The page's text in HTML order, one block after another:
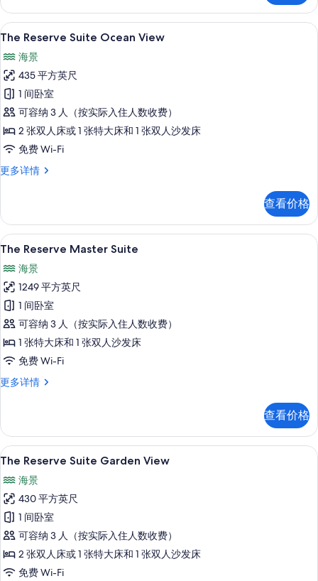
套
房
更
信
息
显
The
Reserve
Suite
Ocean
View
的
所
片
The Reserve Suite Ocean View | 高
8
The Reserve Suite Ocean View
海景
435 平方英尺
1 间卧室
可容纳 3 人（按实际入住人数收费）
2 张双人床或 1 张特大床和 1 张双人沙发床
免费 Wi-Fi
更多详情
The
View
更
多
息
查看价格
显
The
Reserve
Master
Suite
的
所
有
8
The Reserve Master Suite
海景
1249 平方英尺
1 间卧室
可容纳 3 人（按实际入住人数收费）
1 张特大床和 1 张双人沙发床
免费 Wi-Fi
更多详情
The
更
多
信
查看价格
显
The
Reserve
Suite
Garden
View
的
The Reserve Suite Garden View | 高
7
The Reserve Suite Garden View
海景
430 平方英尺
1 间卧室
可容纳 3 人（按实际入住人数收费）
2 张双人床或 1 张特大床和 1 张双人沙发床
免费 Wi-Fi